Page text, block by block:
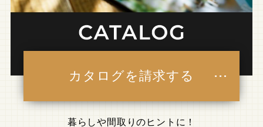
カタログを請求する
暮らしや間取りのヒントに！